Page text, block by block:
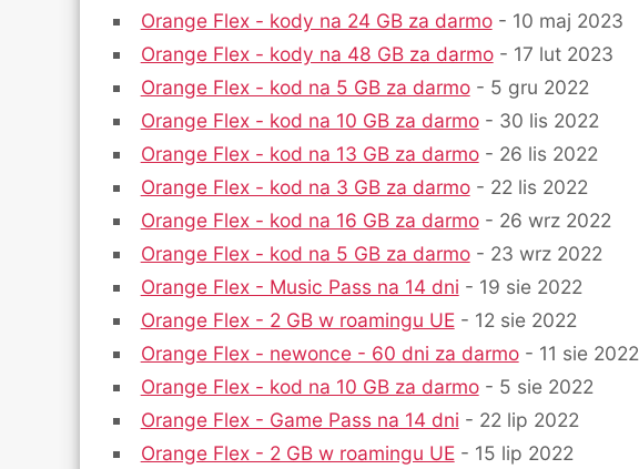
Orange Flex - kody na 24 GB za darmo- 10 maj 2023
Orange Flex - kody na 48 GB za darmo- 17 lut 2023
Orange Flex - kod na 5 GB za darmo- 5 gru 2022
Orange Flex - kod na 10 GB za darmo- 30 lis 2022
Orange Flex - kod na 13 GB za darmo- 26 lis 2022
Orange Flex - kod na 3 GB za darmo- 22 lis 2022
Orange Flex - kod na 16 GB za darmo- 26 wrz 2022
Orange Flex - kod na 5 GB za darmo- 23 wrz 2022
Orange Flex - Music Pass na 14 dni - 19 sie 2022
Orange Flex - 2 GB w roamingu UE - 12 sie 2022
Orange Flex - newonce - 60 dni za darmo- 11 sie 2022
Orange Flex - kod na 10 GB za darmo- 5 sie 2022
Orange Flex - Game Pass na 14 dni - 22 lip 2022
Orange Flex - 2 GB w roamingu UE - 15 lip 2022